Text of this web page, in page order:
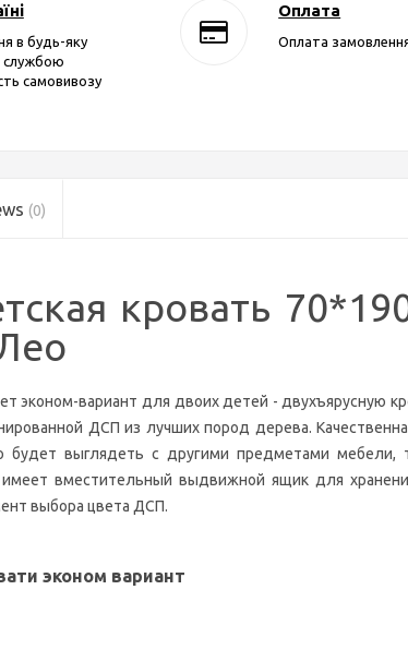
в будь-яку
службою
самовивозу
Оплата
Оплата
(0)
кровать
эконом-вариант для двоих детей - двухъярусную
ДСП из лучших пород дерева.
будет выглядеть с другими предметами мебели,
имеет вместительный выдвижной ящик для
выбора цвета ДСП.
эконом вариант